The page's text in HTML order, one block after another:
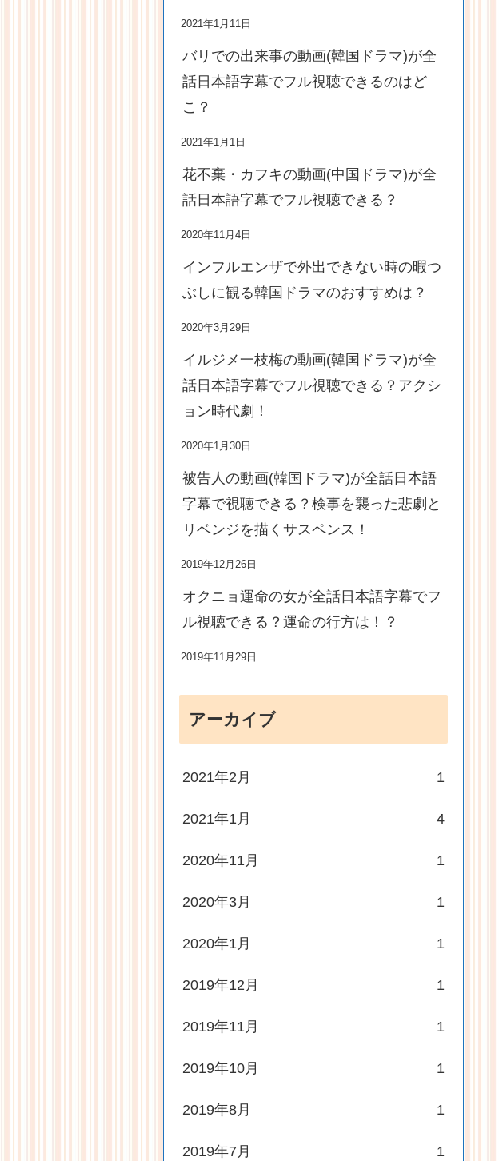
2021年1月11日
バリでの出来事の動画(韓国ドラマ)が全
話日本語字幕でフル視聴できるのはど
こ？
2021年1月1日
花不棄・カフキの動画(中国ドラマ)が全
話日本語字幕でフル視聴できる？
2020年11月4日
インフルエンザで外出できない時の暇つ
ぶしに観る韓国ドラマのおすすめは？
2020年3月29日
イルジメ一枝梅の動画(韓国ドラマ)が全
話日本語字幕でフル視聴できる？アクシ
ョン時代劇！
2020年1月30日
被告人の動画(韓国ドラマ)が全話日本語
字幕で視聴できる？検事を襲った悲劇と
リベンジを描くサスペンス！
2019年12月26日
オクニョ運命の女が全話日本語字幕でフ
ル視聴できる？運命の行方は！？
2019年11月29日
アーカイブ
2021年2月 1
2021年1月 4
2020年11月 1
2020年3月 1
2020年1月 1
2019年12月 1
2019年11月 1
2019年10月 1
2019年8月 1
2019年7月 1